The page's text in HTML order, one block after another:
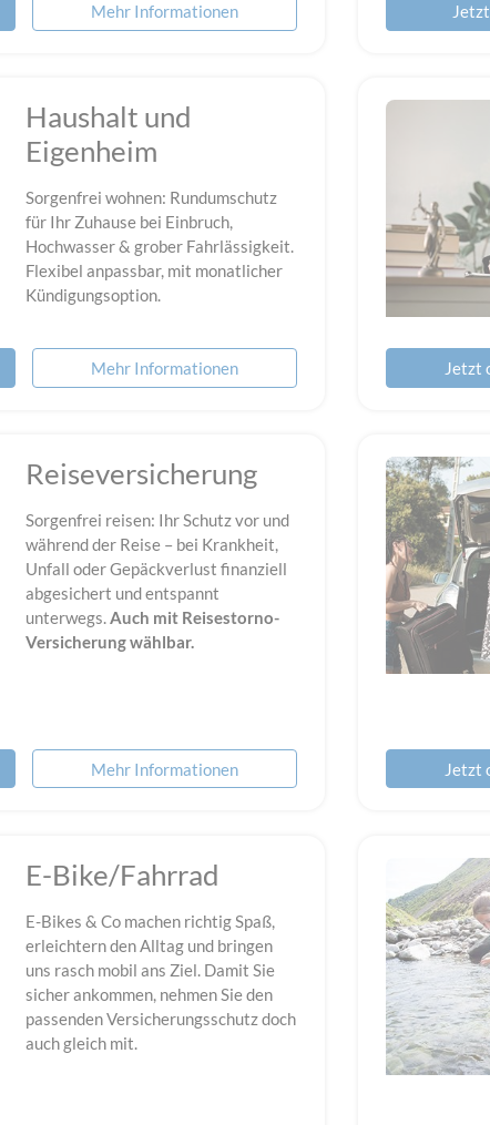
Mehr Informationen
Haushalt und
Eigenheim
Sorgenfrei wohnen: Rundumschutz
für Ihr Zuhause bei Einbruch,
Hochwasser & grober Fahrlässigkeit.
Flexibel anpassbar, mit monatlicher
Kündigungsoption.
Mehr Informationen Jetzt
Reiseversicherung
Sorgenfrei reisen: Ihr Schutz vor und
während der Reise – bei Krankheit,
Unfall oder Gepäckverlust finanziell
abgesichert und entspannt
unterwegs.Auch mit Reisestorno-
Versicherung wählbar.
Mehr Informationen Jetzt
E-Bike/Fahrrad
E-Bikes & Co machen richtig Spaß,
erleichtern den Alltag und bringen
uns rasch mobil ans Ziel. Damit Sie
sicher ankommen, nehmen Sie den
passenden Versicherungsschutz doch
auch gleich mit.